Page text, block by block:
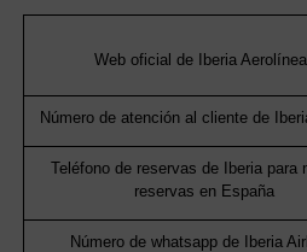
Web oficial de Iberia
Número de atención al cliente de
Teléfono de reservas de Iberia para
reservas en España
Número de whatsapp de Iberia